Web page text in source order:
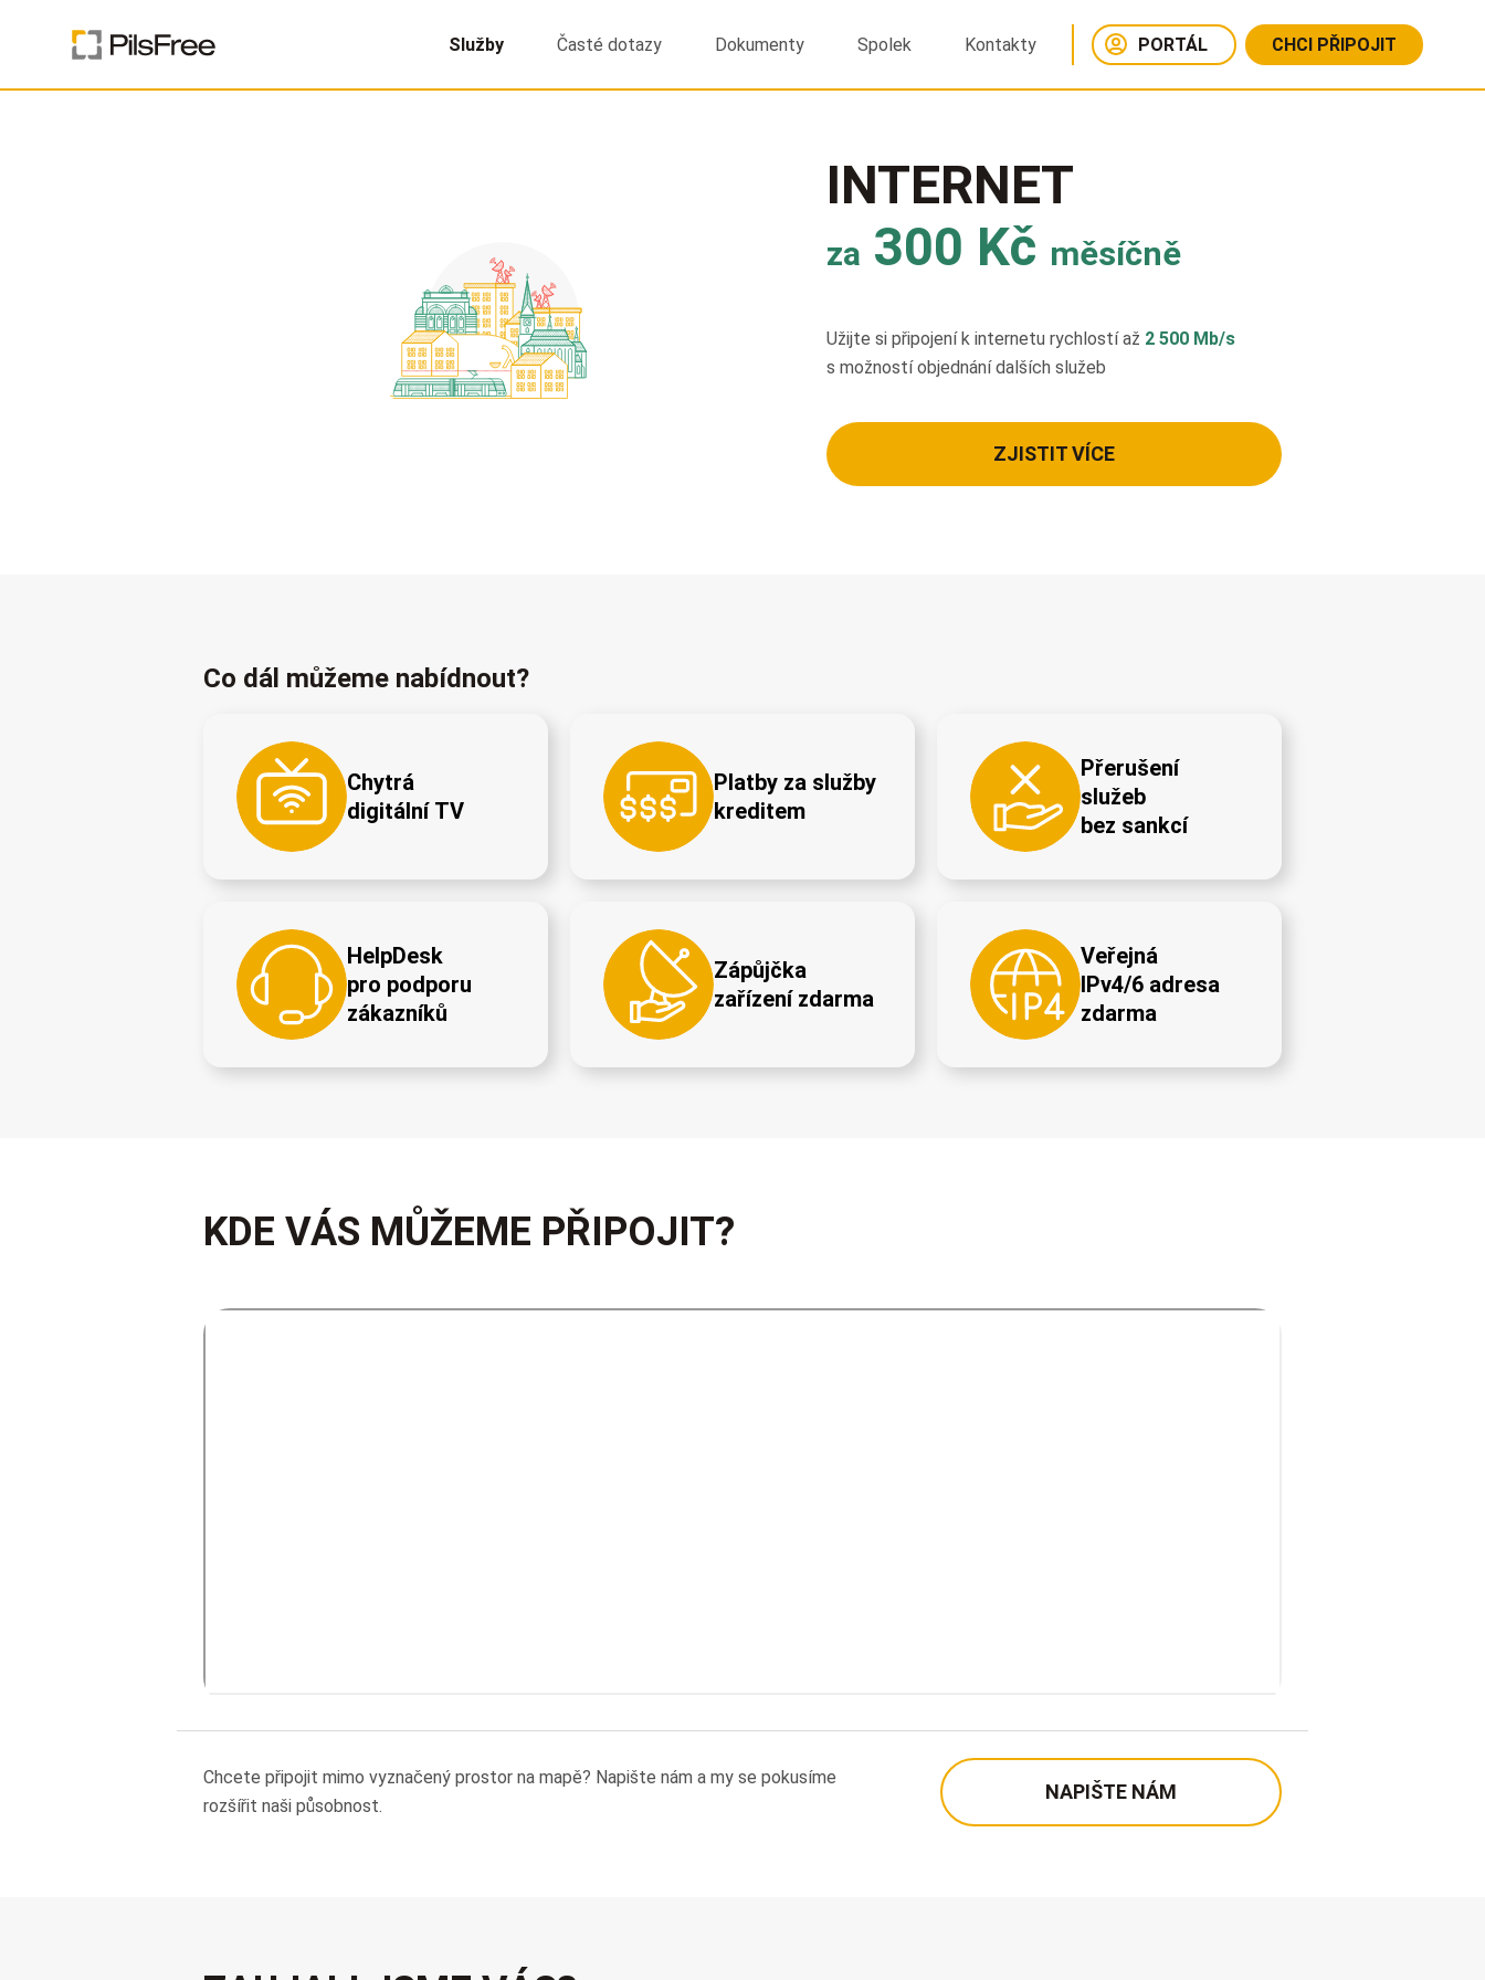
Služby Časté dotazy Dokumenty Spolek Kontakty PORTÁL CHCI PŘIPOJIT
INTERNET
za 300 Kč měsíčně
Užijte si připojení k internetu rychlostí až 2 500 Mb/s
s možností objednání dalších služeb
ZJISTIT VÍCE
Co dál můžeme nabídnout?
Chytrá
digitální TV
Platby za služby
kreditem
Přerušení
služeb
bez sankcí
HelpDesk
pro podporu
zákazníků
Zápůjčka
zařízení zdarma
Veřejná
IPv4/6 adresa
zdarma
KDE VÁS MŮŽEME PŘIPOJIT?
Chcete připojit mimo vyznačený prostor na mapě? Napište nám a my se pokusíme
rozšířit naši působnost.
NAPIŠTE NÁM